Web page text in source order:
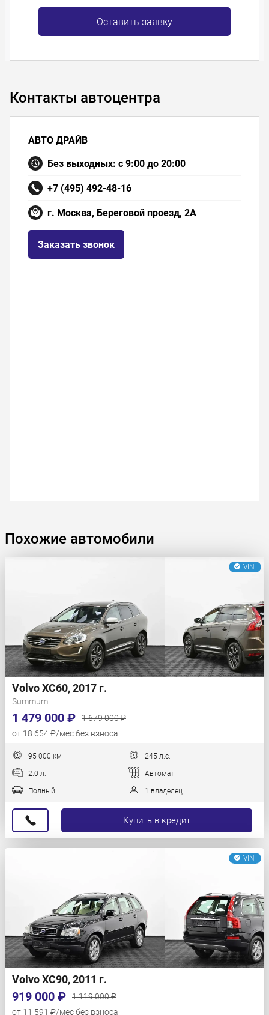
Оставить заявку
Контакты автоцентра
АВТО ДРАЙВ
Без выходных: с 9:00 до 20:00
+7 (495) 492-48-16
г. Москва, Береговой проезд, 2А
Заказать звонок
Похожие автомобили
VIN
Volvo XC60, 2017 г.
Summum
1 479 000 ₽
1 679 000 ₽
от 18 654 ₽/мес без взноса
95 000 км 245 л.с.
2.0 л. Автомат
Полный 1 владелец
Купить в кредит
VIN
Volvo XC90, 2011 г.
919 000 ₽
1 119 000 ₽
от 11 591 ₽/мес без взноса